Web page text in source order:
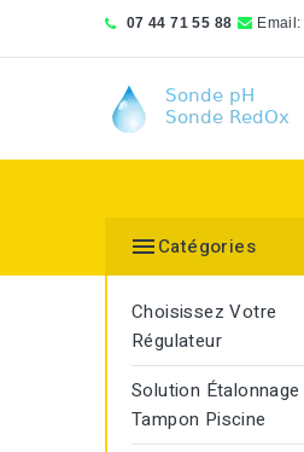
07 44 71 55 88 Email:
Catégories
Choisissez Votre
Régulateur
Solution Étalonnage
Tampon Piscine